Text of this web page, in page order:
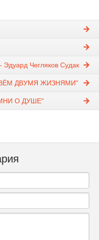
Чегляков Судак
ДВУМЯ ЖИЗНЯМИ"
О ДУШЕ"